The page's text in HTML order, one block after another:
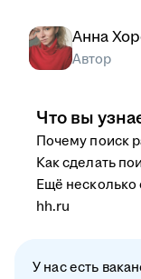
Анна
Автор
Что вы
Почему поиск
Как сделать
Ещё несколько
hh.ru
У нас есть